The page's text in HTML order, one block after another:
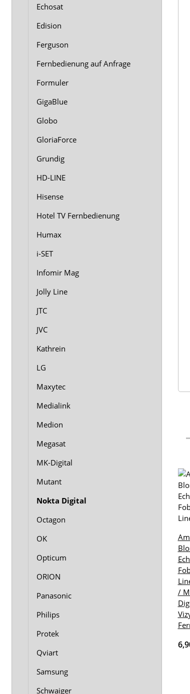
/
Echosat
Edision
Ferguson
Fernbedienung auf Anfrage
Formuler
GigaBlue
Globo
GloriaForce
Grundig
HD-LINE
Hisense
Hotel TV Fernbedienung
Humax
i-SET
Infomir Mag
Jolly Line
JTC
JVC
Kathrein
LG
Maxytec
Medialink
Medion
Megasat
MK-Digital
Mutant
Nokta Digital
Octagon
OK
Opticum
ORION
Panasonic
Philips
Protek
Qviart
Samsung
Schwaiger